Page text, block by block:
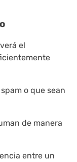
el
o que sean
de manera
entre un